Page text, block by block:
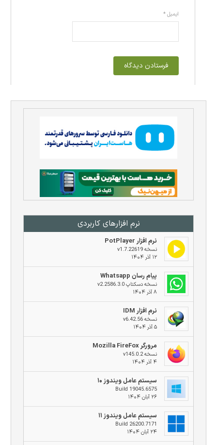
نرم افزار‌های کاربردی
نرم افزار PotPlayer
نسخه v1.7.22619
۱۲ آذر ۱۴۰۴
پیام رسان Whatsapp
نسخه دسکتاپ v2.2586.3.0
۸ آذر ۱۴۰۴
نرم افزار IDM
نسخه v6.42.56
۵ آذر ۱۴۰۴
مرورگر Mozilla FireFox
نسخه v145.0.2
۴ آذر ۱۴۰۴
سیستم عامل ویندوز ۱۰
Build 19045.6575
۲۶ آبان ۱۴۰۴
سیستم عامل ویندوز ۱۱
Build 26200.7171
۲۴ آبان ۱۴۰۴
ایمیل*